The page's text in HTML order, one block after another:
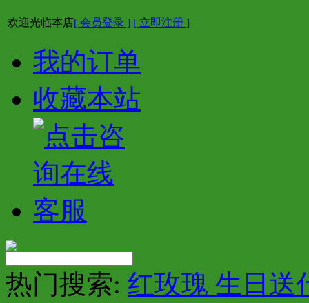
欢迎光临本店[ 会员登录 ] [ 立即注册 ]
我的订单
收藏本站
热门搜索: 红玫瑰 生日送